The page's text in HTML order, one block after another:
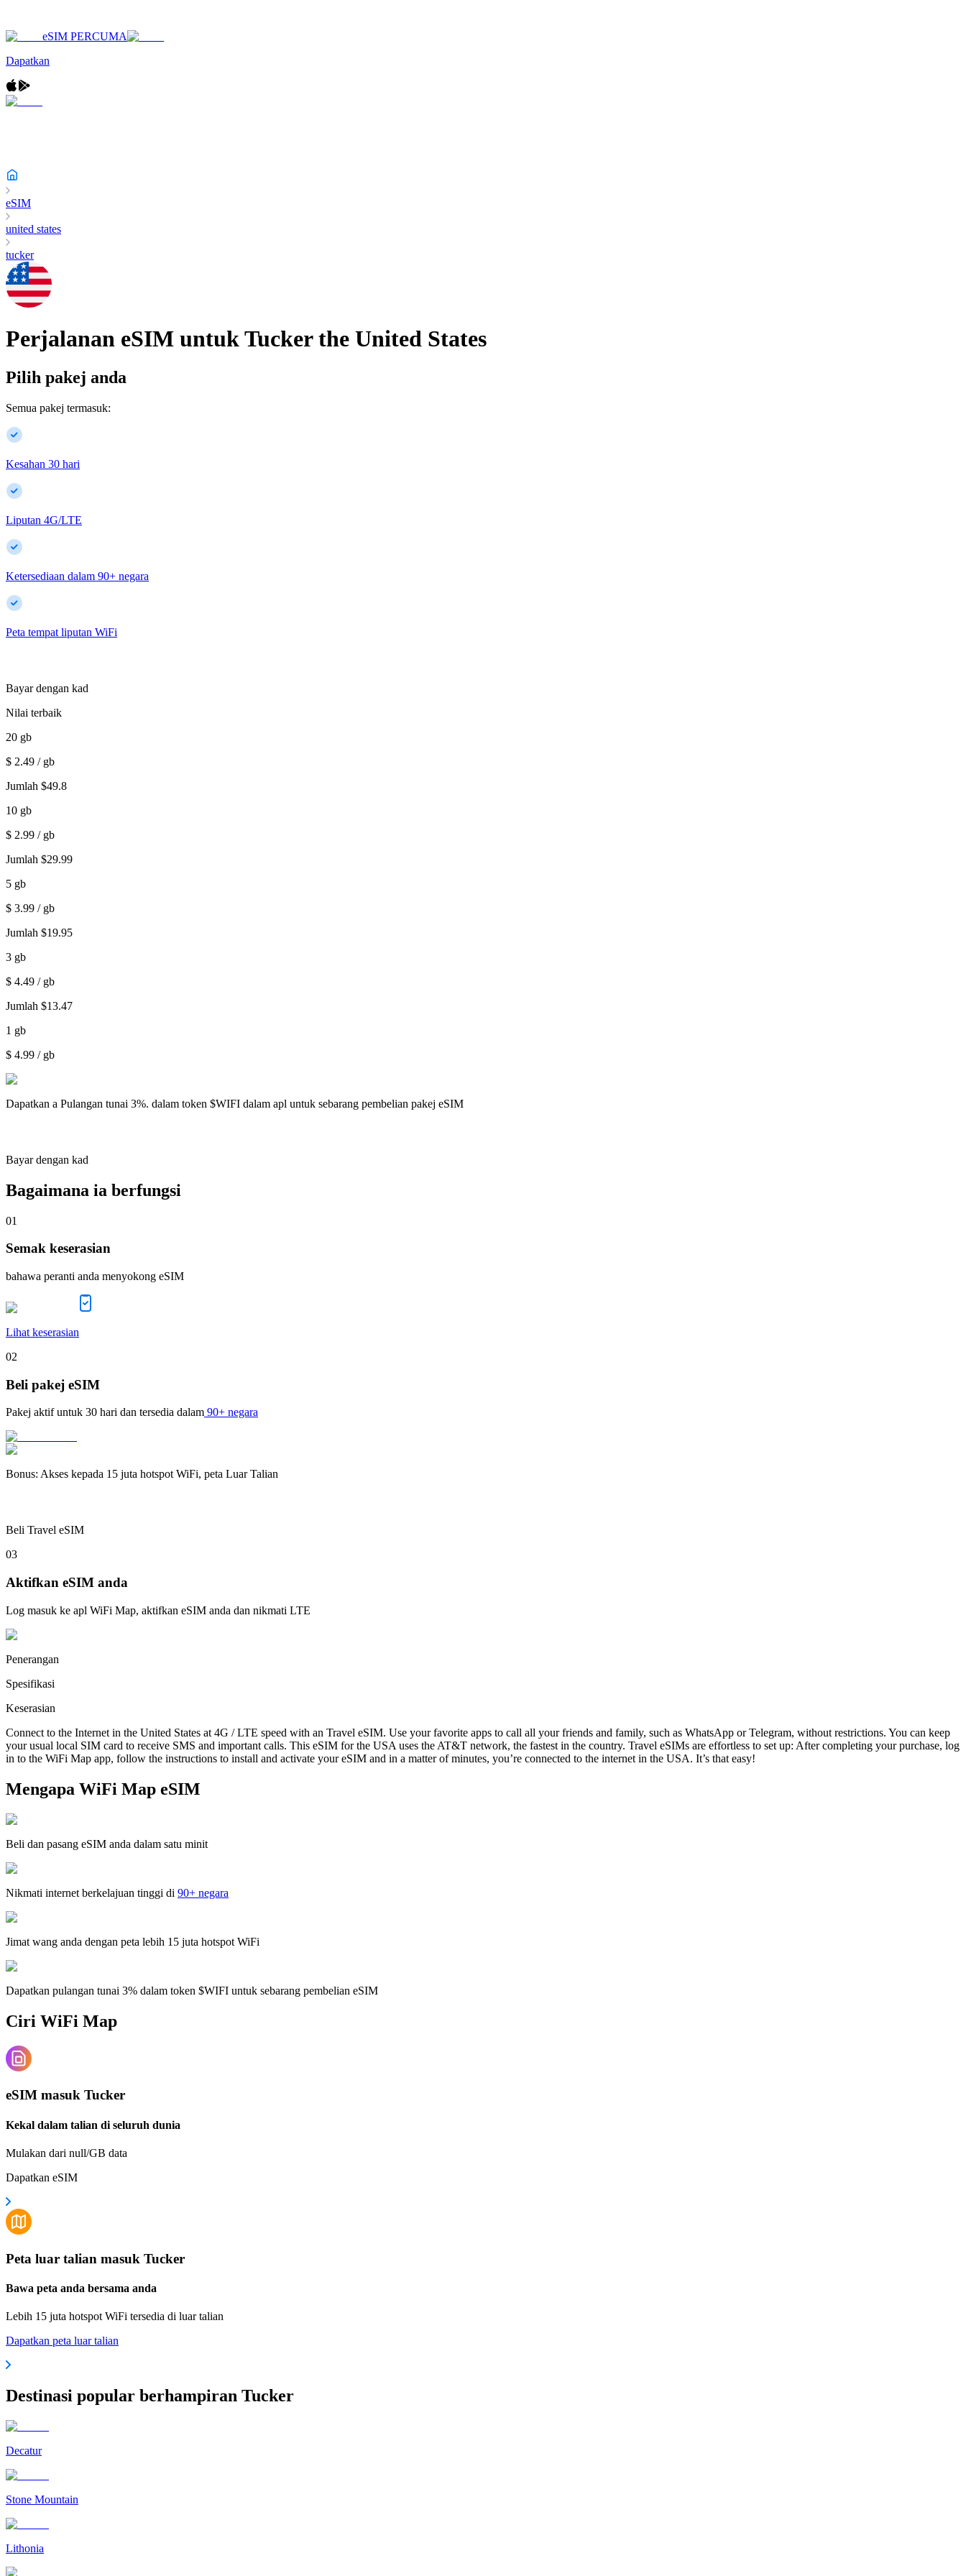
eSIM PERCUMA
Dapatkan
eSIM
united states
tucker
Perjalanan eSIM untukTucker the United States
Pilih pakej anda
Semua pakej termasuk:
Kesahan 30 hari
Liputan 4G/LTE
Ketersediaan dalam 90+ negara
Peta tempat liputan WiFi
Bayar dengan kad
Nilai terbaik
20 gb
$ 2.49 / gb
Jumlah $49.8
10 gb
$ 2.99 / gb
Jumlah $29.99
5 gb
$ 3.99 / gb
Jumlah $19.95
3 gb
$ 4.49 / gb
Jumlah $13.47
1 gb
$ 4.99 / gb
Dapatkan a Pulangan tunai 3%. dalam token $WIFI dalam apl untuk sebarang pembelian pakej eSIM
Bayar dengan kad
Bagaimana ia berfungsi
01
Semak keserasian
bahawa peranti anda menyokong eSIM
Lihat keserasian
02
Beli pakej eSIM
Pakej aktif untuk 30 hari dan tersedia dalam 90+ negara
Bonus: Akses kepada 15 juta hotspot WiFi, peta Luar Talian
Beli Travel eSIM
03
Aktifkan eSIM anda
Log masuk ke apl WiFi Map, aktifkan eSIM anda dan nikmati LTE
Penerangan
Spesifikasi
Keserasian
Connect to the Internet in the United States at 4G / LTE speed with an Travel eSIM. Use your favorite apps to call all your friends and family, such as WhatsApp or Telegram, without restrictions. You can keep
your usual local SIM card to receive SMS and important calls. This eSIM for the USA uses the AT&T network, the fastest in the country. Travel eSIMs are effortless to set up: After completing your purchase, log
in to the WiFi Map app, follow the instructions to install and activate your eSIM and in a matter of minutes, you’re connected to the internet in the USA. It’s that easy!
Mengapa WiFi Map eSIM
Beli dan pasang eSIM anda dalam satu minit
Nikmati internet berkelajuan tinggi di 90+ negara
Jimat wang anda dengan peta lebih 15 juta hotspot WiFi
Dapatkan pulangan tunai 3% dalam token $WIFI untuk sebarang pembelian eSIM
Ciri WiFi Map
eSIM masuk Tucker
Kekal dalam talian di seluruh dunia
Mulakan dari null/GB data
Dapatkan eSIM
Peta luar talian masuk Tucker
Bawa peta anda bersama anda
Lebih 15 juta hotspot WiFi tersedia di luar talian
Dapatkan peta luar talian
Destinasi popular berhampiran Tucker
Decatur
Stone Mountain
Lithonia